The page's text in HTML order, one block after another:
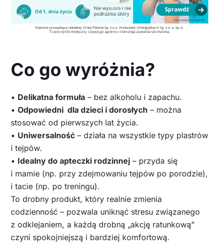
Co go wyróżnia?
• Delikatna formuła – bez alkoholu i zapachu.
• Odpowiedni dla dzieci i dorosłych – można
stosować od pierwszych lat życia.
• Uniwersalność – działa na wszystkie typy plastrów
i tejpów.
• Idealny do apteczki rodzinnej – przyda się
i mamie (np. przy zdejmowaniu tejpów po porodzie),
i tacie (np. po treningu).
To drobny produkt, który realnie zmienia
codzienność – pozwala uniknąć stresu związanego
z odklejaniem, a każdą drobną „akcję ratunkową”
czyni spokojniejszą i bardziej komfortową.